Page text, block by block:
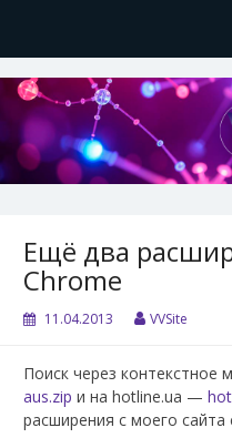
VVSite
Кое-что обо мне и о
Ещё два
Chrome
11.04.2013 VVSite
Поиск через контекстное
aus.zip и на hotline.ua —
расширения с моего сайта